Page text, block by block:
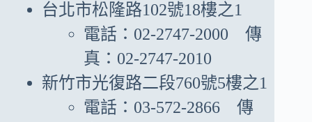
台北市松隆路102號18樓之1
電話：02-2747-2000 傳
真：02-2747-2010
新竹市光復路二段760號5樓之1
電話：03-572-2866 傳